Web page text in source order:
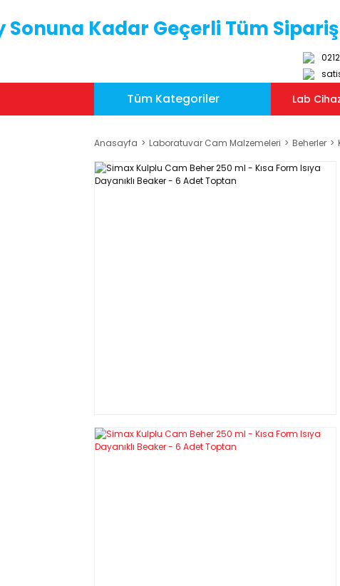
Sonuna Kadar Geçerli Tüm
Tüm Kategoriler Lab
Anasayfa Laboratuvar Cam Malzemeleri Beherler